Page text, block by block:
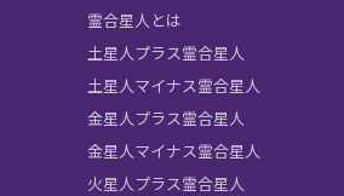
霊合星人とは
土星人プラス霊合星人
土星人マイナス霊合星人
金星人プラス霊合星人
金星人マイナス霊合星人
火星人プラス霊合星人